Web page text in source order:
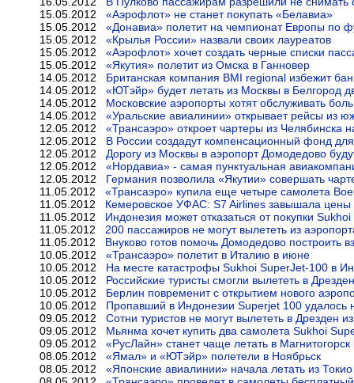
15.05.2012 «Аэрофлот» не станет покупать «Белавиа»
15.05.2012 «Донавиа» полетит на чемпионат Европы по
15.05.2012 «Крылья России» назвали своих лауреатов
15.05.2012 «Аэрофлот» хочет создать черные списки
15.05.2012 «Якутия» полетит из Омска в Ганновер
14.05.2012 Британская компания BMI regional избежит
14.05.2012 «ЮТэйр» будет летать из Москвы в Белгород
14.05.2012 Московские аэропорты хотят обслуживать
14.05.2012 «Уральские авиалинии» открывает рейсы из
12.05.2012 «Трансаэро» откроет чартеры из Челябинска
12.05.2012 В России создадут компенсационный фонд для
12.05.2012 Дорогу из Москвы в аэропорт Домодедово
12.05.2012 «Нордавиа» - самая пунктуальная
12.05.2012 Германия позволила «Якутии» совершать
11.05.2012 «Трансаэро» купила еще четыре самолета
11.05.2012 Кемеровское УФАС: S7 Airlines завышала цены
11.05.2012 Индонезия может отказаться от покупки
11.05.2012 200 пассажиров не могут вылететь из
11.05.2012 Внуково готов помочь Домодедово построить
10.05.2012 «Трансаэро» полетит в Италию в июне
10.05.2012 На месте катастрофы Sukhoi SuperJet-100 в
10.05.2012 Российские туристы смогли вылететь в Дрезден
10.05.2012 Берлин повременит с открытием нового
10.05.2012 Пропавший в Индонезии Superjet 100 удалось
09.05.2012 Сотни туристов не могут вылететь в Дрезден
09.05.2012 Мьянма хочет купить два самолета Sukhoi
09.05.2012 «РусЛайн» станет чаще летать в
08.05.2012 «Ямал» и «ЮТэйр» полетели в Ноябрьск
08.05.2012 «Японские авиалинии» начала летать из